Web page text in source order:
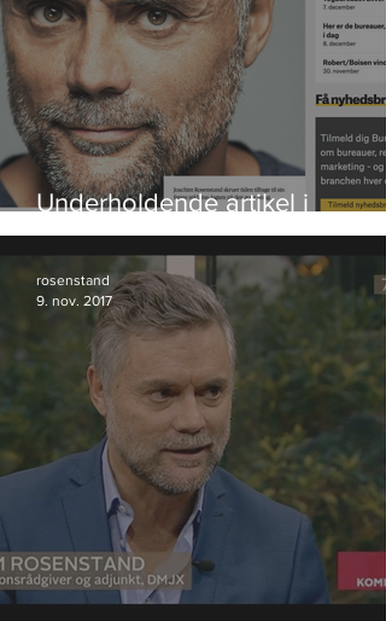
Underholdende artikel i
Bureaubiz
rosenstand
9. nov. 2017